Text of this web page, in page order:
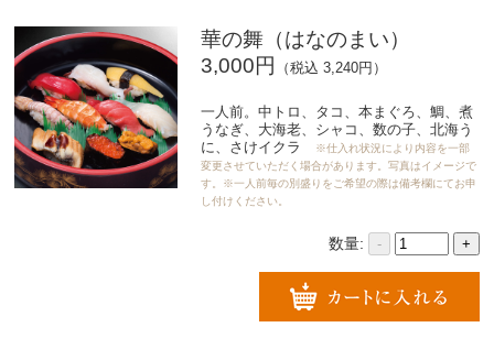
華の舞（はなのまい）
3,000円
（税込 3,240円）
一人前。中トロ、タコ、本まぐろ、鯛、煮
うなぎ、大海老、シャコ、数の子、北海う
に、さけイクラ
※仕入れ状況により内容を一部
変更させていただく場合があります。写真はイメージで
す。※一人前毎の別盛りをご希望の際は備考欄にてお申
し付けください。
数量: - +